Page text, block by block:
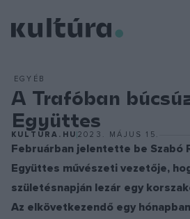
EGYÉB
A Trafóban
Együttes
KULTURA.HU 2023. MÁJUS 15.
Februárban jelentette be Szabó
Együttes művészeti vezetője,
születésnapján lezár egy
Az elkövetkezendő egy